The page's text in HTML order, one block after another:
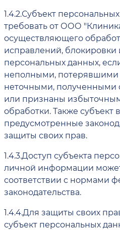
1.4.2.Субъект
требовать от ООО
осуществляющего
исправлений, блокировки
персональных данных,
неполными, потерявшими
неточными, полученными
или признаны
обработки. Также субъект
предусмотренные
защиты своих прав.
1.4.3.Доступ субъекта
личной информации
соответствии с нормами
законодательства.
1.4.4.Для защиты своих
субъект персональных